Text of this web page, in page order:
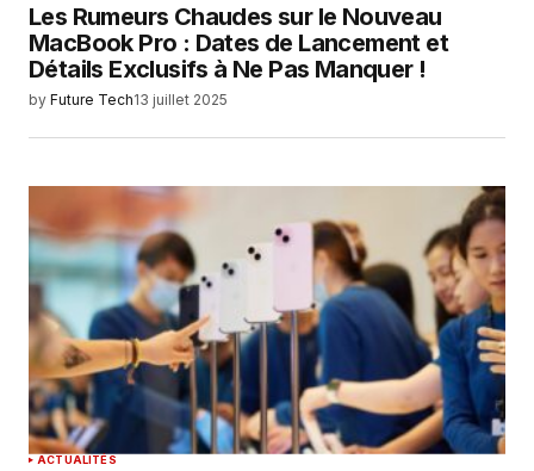
Les Rumeurs Chaudes sur le Nouveau
MacBook Pro : Dates de Lancement et
Détails Exclusifs à Ne Pas Manquer !
by Future Tech13 juillet 2025
ACTUALITÉS